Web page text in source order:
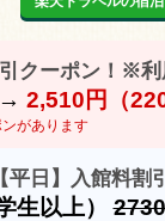
クーポン！※利
2,510円（
があります
【平日】入館料割
生以上）